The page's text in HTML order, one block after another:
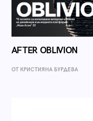
AFTER OBLIVION
ОТ КРИСТИЯНА БУРДЕВА